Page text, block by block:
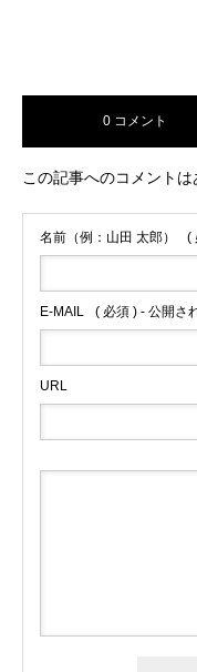
0 コメント
この記事へのコメントは
名前（例：山田 太郎） (
E-MAIL ( 必須 ) - 公開さ
URL